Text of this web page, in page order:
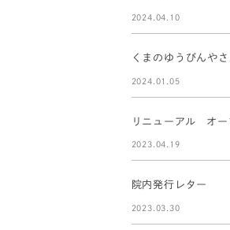
2024.04.10
くまのゆうびんやさ
2024.01.05
リニューアル オー
2023.04.19
院内発行レター
2023.03.30